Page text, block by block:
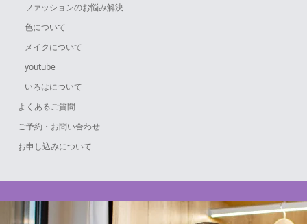
ファッションのお悩み解決
色について
メイクについて
youtube
いろはについて
よくあるご質問
ご予約・お問い合わせ
お申し込みについて